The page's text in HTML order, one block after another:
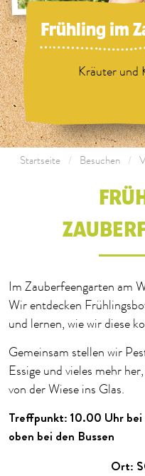
Frühling im
Kräuter und
Startseite Besuchen
Im Zauberfeengarten am
Wir entdecken
und lernen, wie wir diese
Gemeinsam stellen wir
Essige und vieles mehr
von der Wiese ins Glas.
Treffpunkt: 10.00 Uhr
oben bei den Bussen
Ort: